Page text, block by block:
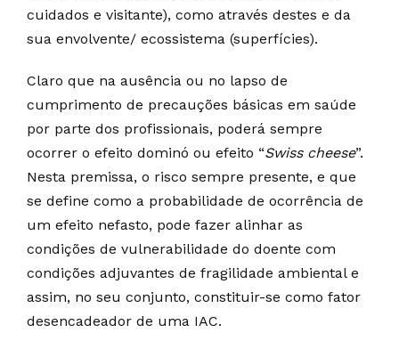
cuidados e visitante), como através destes e da
sua envolvente/ ecossistema (superfícies).
Claro que na ausência ou no lapso de
cumprimento de precauções básicas em saúde
por parte dos profissionais, poderá sempre
ocorrer o efeito dominó ou efeito “Swiss cheese”.
Nesta premissa, o risco sempre presente, e que
se define como a probabilidade de ocorrência de
um efeito nefasto, pode fazer alinhar as
condições de vulnerabilidade do doente com
condições adjuvantes de fragilidade ambiental e
assim, no seu conjunto, constituir-se como fator
desencadeador de uma IAC.